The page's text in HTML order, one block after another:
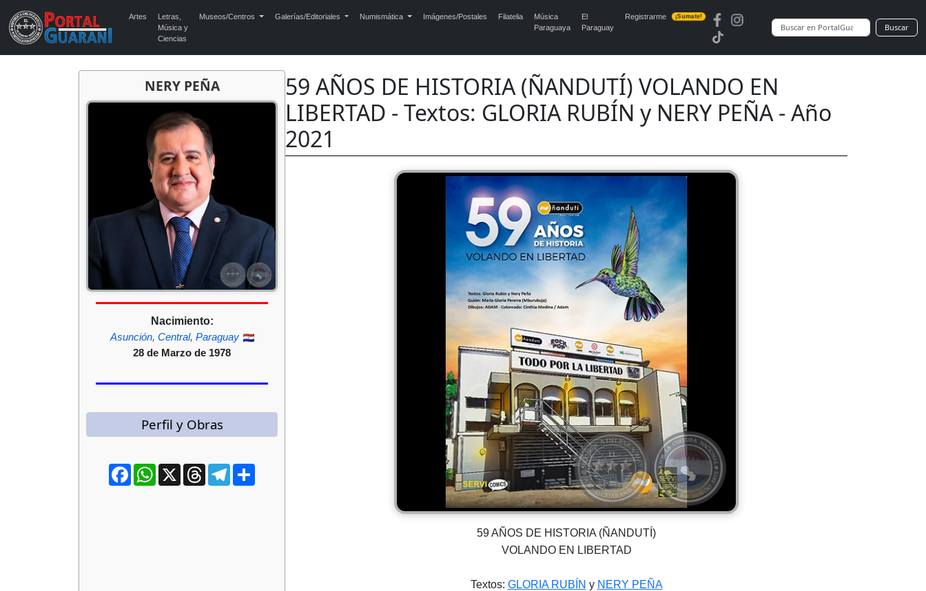
Artes
Letras,
Música y
Ciencias
Museos/Centros Galerías/Editoriales Numismática Imágenes/Postales Filatelia
Música
Paraguaya
El
Paraguay
Registrarme ¡Sumate!
Buscar
NERY PEÑA
Nacimiento:
Asunción, Central, Paraguay
28 de Marzo de 1978
Perfil y Obras
FacebookWhatsApp
X ThreadsTelegram
59 AÑOS DE HISTORIA (ÑANDUTÍ) VOLANDO EN
LIBERTAD - Textos: GLORIA RUBÍN y NERY PEÑA - Año
2021
59 AÑOS DE HISTORIA (ÑANDUTÍ)
VOLANDO EN LIBERTAD
Textos: GLORIA RUBÍN y NERY PEÑA